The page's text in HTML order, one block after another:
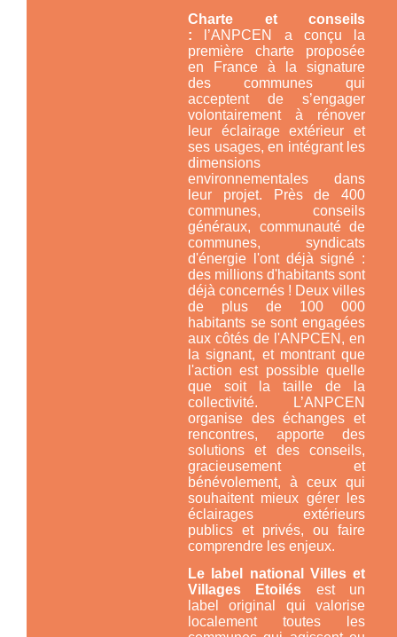
Charte et conseils
: l’ANPCEN a conçu la
première charte proposée
en France à la signature
des communes qui
acceptent de s’engager
volontairement à rénover
leur éclairage extérieur et
ses usages, en intégrant les
dimensions
environnementales dans
leur projet. Près de 400
communes, conseils
généraux, communauté de
communes, syndicats
d'énergie l'ont déjà signé :
des millions d'habitants sont
déjà concernés ! Deux villes
de plus de 100 000
habitants se sont engagées
aux côtés de l'ANPCEN, en
la signant, et montrant que
l'action est possible quelle
que soit la taille de la
collectivité. L’ANPCEN
organise des échanges et
rencontres, apporte des
solutions et des conseils,
gracieusement et
bénévolement, à ceux qui
souhaitent mieux gérer les
éclairages extérieurs
publics et privés, ou faire
comprendre les enjeux.
Le label national Villes et
Villages Etoilés est un
label original qui valorise
localement toutes les